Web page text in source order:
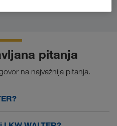
pitanja
na najvažnija pitanja.